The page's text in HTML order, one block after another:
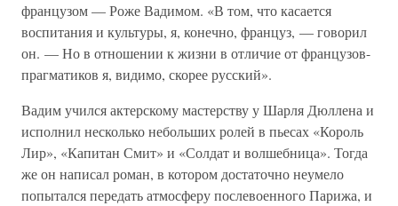
французом — Роже Вадимом. «В том, что касается
воспитания и культуры, я, конечно, француз, — говорил
он. — Но в отношении к жизни в отличие от французов-
прагматиков я, видимо, скорее русский».
Вадим учился актерскому мастерству у Шарля Дюллена и
исполнил несколько небольших ролей в пьесах «Король
Лир», «Капитан Смит» и «Солдат и волшебница». Тогда
же он написал роман, в котором достаточно неумело
попытался передать атмосферу послевоенного Парижа, и